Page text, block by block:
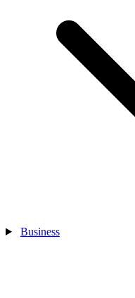
Business